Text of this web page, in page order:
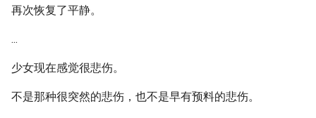
再次恢复了平静。
...
少女现在感觉很悲伤。
不是那种很突然的悲伤，也不是早有预料的悲伤。